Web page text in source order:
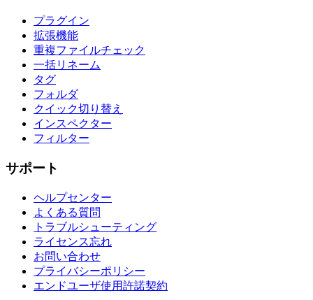
プラグイン
拡張機能
重複ファイルチェック
一括リネーム
タグ
フォルダ
クイック切り替え
インスペクター
フィルター
サポート
ヘルプセンター
よくある質問
トラブルシューティング
ライセンス忘れ
お問い合わせ
プライバシーポリシー
エンドユーザ使用許諾契約